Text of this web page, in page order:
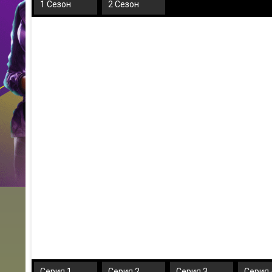
1 Сезон 2 Сезон